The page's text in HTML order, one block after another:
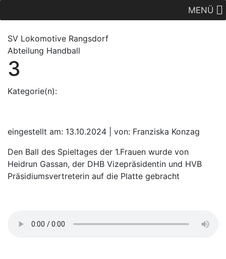
MENÜ
SV Lokomotive Rangsdorf
Abteilung Handball
3
Kategorie(n):
eingestellt am: 13.10.2024 | von: Franziska Konzag
Den Ball des Spieltages der 1.Frauen wurde von
Heidrun Gassan, der DHB Vizepräsidentin und HVB
Präsidiumsvertreterin auf die Platte gebracht